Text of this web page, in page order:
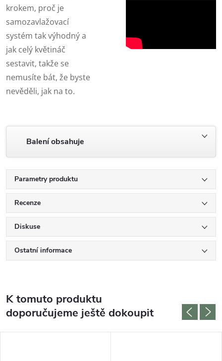
krokem, proč je
samozavlažovací
systém tak výhodný a
jak celý květináč
sestavit, takže se
nemusíte bát, že byste
nevěděli, jak na to.
Balení obsahuje
Parametry produktu
Recenze
Diskuse
Ostatní informace
K tomuto produktu
doporučujeme ještě dokoupit